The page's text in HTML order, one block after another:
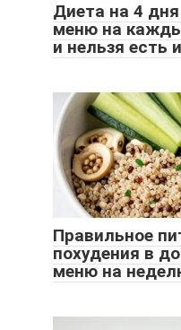
Диета на 4
меню на
и нельзя есть
Правильное
похудения в
меню на